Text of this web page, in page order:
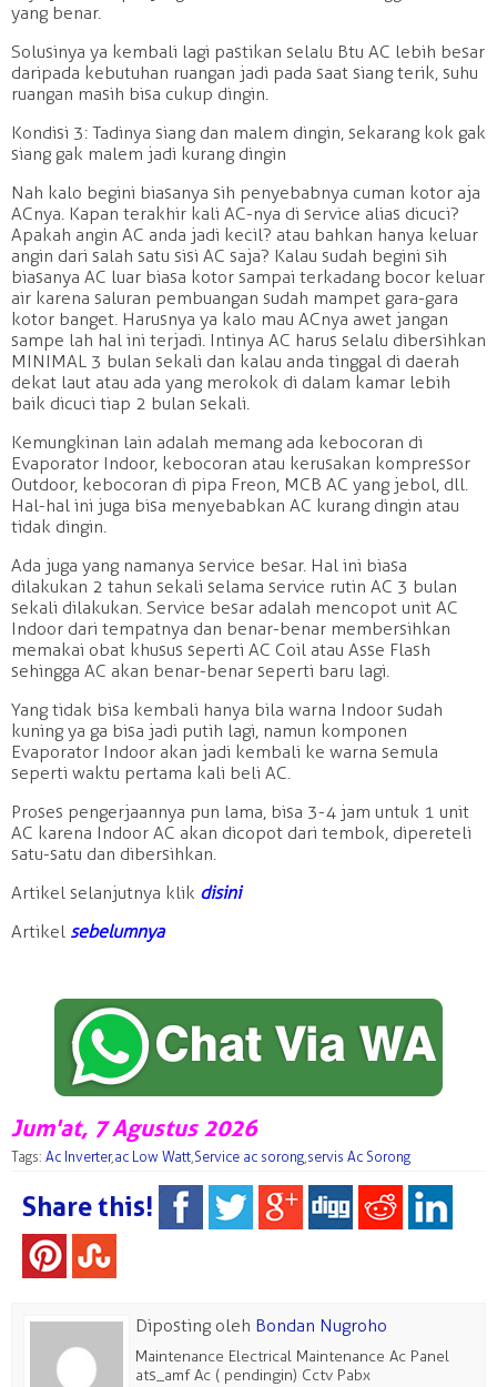
yang benar.
Solusinya ya kembali lagi pastikan selalu Btu AC lebih besar
daripada kebutuhan ruangan jadi pada saat siang terik, suhu
ruangan masih bisa cukup dingin.
Kondisi 3: Tadinya siang dan malem dingin, sekarang kok gak
siang gak malem jadi kurang dingin
Nah kalo begini biasanya sih penyebabnya cuman kotor aja
ACnya. Kapan terakhir kali AC-nya di service alias dicuci?
Apakah angin AC anda jadi kecil? atau bahkan hanya keluar
angin dari salah satu sisi AC saja? Kalau sudah begini sih
biasanya AC luar biasa kotor sampai terkadang bocor keluar
air karena saluran pembuangan sudah mampet gara-gara
kotor banget. Harusnya ya kalo mau ACnya awet jangan
sampe lah hal ini terjadi. Intinya AC harus selalu dibersihkan
MINIMAL 3 bulan sekali dan kalau anda tinggal di daerah
dekat laut atau ada yang merokok di dalam kamar lebih
baik dicuci tiap 2 bulan sekali.
Kemungkinan lain adalah memang ada kebocoran di
Evaporator Indoor, kebocoran atau kerusakan kompressor
Outdoor, kebocoran di pipa Freon, MCB AC yang jebol, dll.
Hal-hal ini juga bisa menyebabkan AC kurang dingin atau
tidak dingin.
Ada juga yang namanya service besar. Hal ini biasa
dilakukan 2 tahun sekali selama service rutin AC 3 bulan
sekali dilakukan. Service besar adalah mencopot unit AC
Indoor dari tempatnya dan benar-benar membersihkan
memakai obat khusus seperti AC Coil atau Asse Flash
sehingga AC akan benar-benar seperti baru lagi.
Yang tidak bisa kembali hanya bila warna Indoor sudah
kuning ya ga bisa jadi putih lagi, namun komponen
Evaporator Indoor akan jadi kembali ke warna semula
seperti waktu pertama kali beli AC.
Proses pengerjaannya pun lama, bisa 3-4 jam untuk 1 unit
AC karena Indoor AC akan dicopot dari tembok, dipereteli
satu-satu dan dibersihkan.
Artikel selanjutnya klik disini
Artikel sebelumnya
Jum'at, 7 Agustus 2026
Tags: Ac Inverter,ac Low Watt,Service ac sorong,servis Ac Sorong
Share this!
Diposting oleh Bondan Nugroho
Maintenance Electrical Maintenance Ac Panel
ats_amf Ac ( pendingin) Cctv Pabx